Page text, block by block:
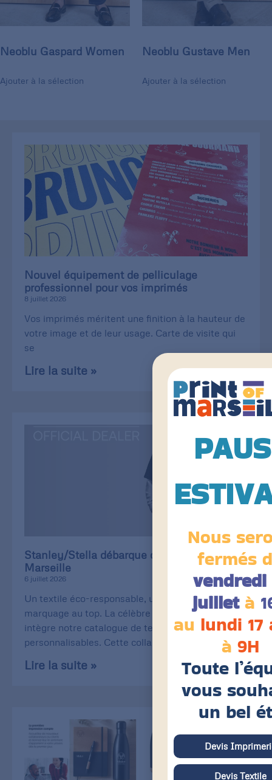
Neoblu Gaspard Women
Ajouter à la sélection
Neoblu Gustave Men
Ajouter à la sélection
Nouvel équipement de pelliculage
professionnel pour vos imprimés
8 juillet 2026
Vos imprimés méritent une finition à la hauteur de
votre image et de leur usage. Carte de visite qui
se
Lire la suite »
Stanley/Stella débarque chez Print of
Marseille
6 juillet 2026
Un textile éco-responsable, une qualité de
marquage au top. La célèbre Stanley/Stella
intègre notre catalogue de textiles
personnalisables. Cette collaboration
Lire la suite »
Nous
fermés
vendredi
juilletà
au lundi 17
à 9H
Toute
vous
un bel
Devis
Devis Textile